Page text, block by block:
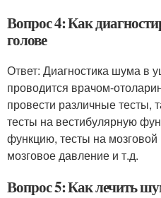
Вопрос 4: Как
голове
Ответ: Диагностика шума в
проводится врачом-
провести различные тесты,
тесты на вестибулярную
функцию, тесты на мозговой
мозговое давление и т.д.
Вопрос 5: Как лечить